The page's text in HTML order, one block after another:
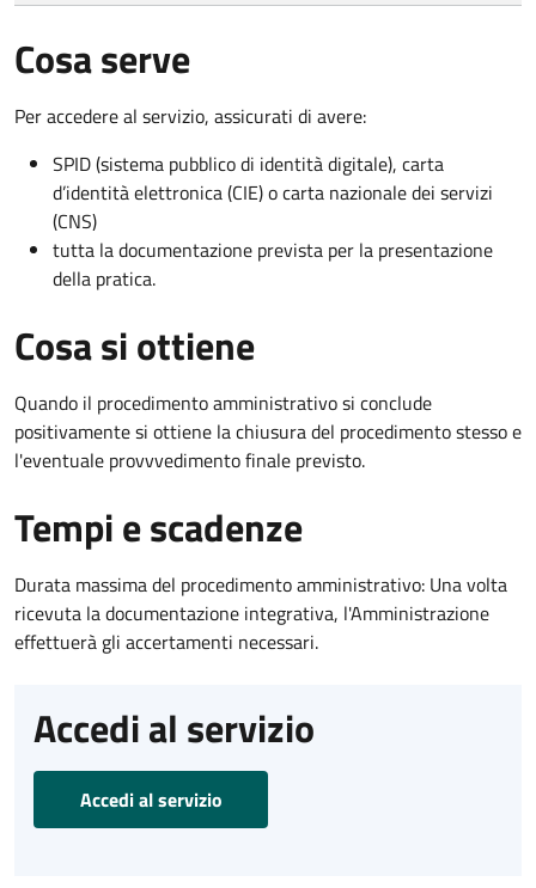
Cosa serve
Per accedere al servizio, assicurati di avere:
SPID (sistema pubblico di identità digitale), carta
d’identità elettronica (CIE) o carta nazionale dei servizi
(CNS)
tutta la documentazione prevista per la presentazione
della pratica.
Cosa si ottiene
Quando il procedimento amministrativo si conclude
positivamente si ottiene la chiusura del procedimento stesso e
l'eventuale provvvedimento finale previsto.
Tempi e scadenze
Durata massima del procedimento amministrativo: Una volta
ricevuta la documentazione integrativa, l'Amministrazione
effettuerà gli accertamenti necessari.
Accedi al servizio
Accedi al servizio